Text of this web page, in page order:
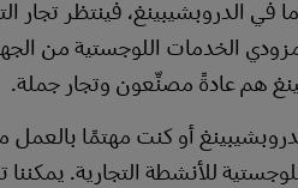
في الدروبشيبينغ، فينتظر
الخدمات اللوجستية من
هم عادةً مصنِّعون وتجار جملة.
للأنشطة التجارية. يمكننا